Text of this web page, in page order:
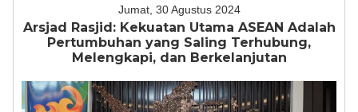
Jumat, 30 Agustus 2024
Arsjad Rasjid: Kekuatan Utama ASEAN Adalah
Pertumbuhan yang Saling Terhubung,
Melengkapi, dan Berkelanjutan